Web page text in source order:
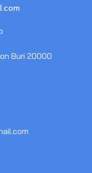
Buri 20000